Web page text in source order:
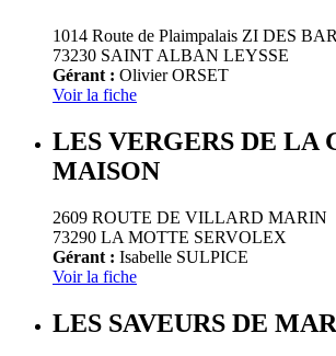
1014 Route de Plaimpalais ZI DES
73230 SAINT ALBAN LEYSSE
Gérant : Olivier ORSET
Voir la fiche
LES VERGERS DE LA
MAISON
2609 ROUTE DE VILLARD MARIN
73290 LA MOTTE SERVOLEX
Gérant : Isabelle SULPICE
Voir la fiche
LES SAVEURS DE